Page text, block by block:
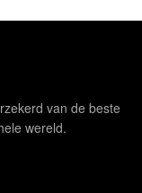
van de beste
wereld.